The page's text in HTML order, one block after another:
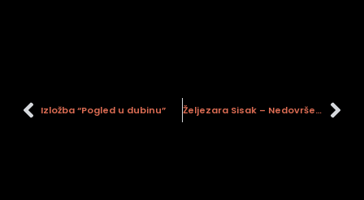
Izložba “Pogled u dubinu” Željezara Sisak – Nedovršeni gigant